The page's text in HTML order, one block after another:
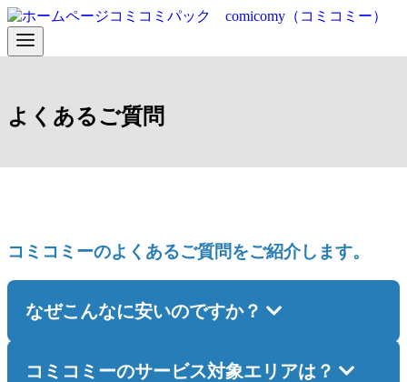
コ
ン
テ
へ
移
よくあるご質問
コミコミーのよくあるご質問をご紹介します。
なぜこんなに安いのですか？
コミコミーのサービス対象エリアは？